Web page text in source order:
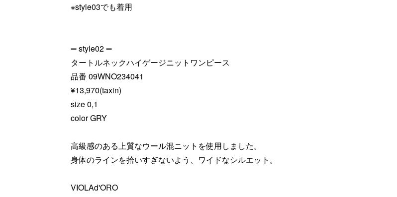
※style03でも着用
➖ style02 ➖
タートルネックハイゲージニットワンピース
品番 09WNO234041
¥13,970(taxin)
size 0,1
color GRY
高級感のある上質なウール混ニットを使用しました。
身体のラインを拾いすぎないよう、ワイドなシルエット。
VIOLAd'ORO